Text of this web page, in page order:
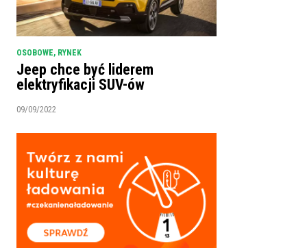
OSOBOWE, RYNEK
Jeep chce być liderem
elektryfikacji SUV-ów
09/09/2022